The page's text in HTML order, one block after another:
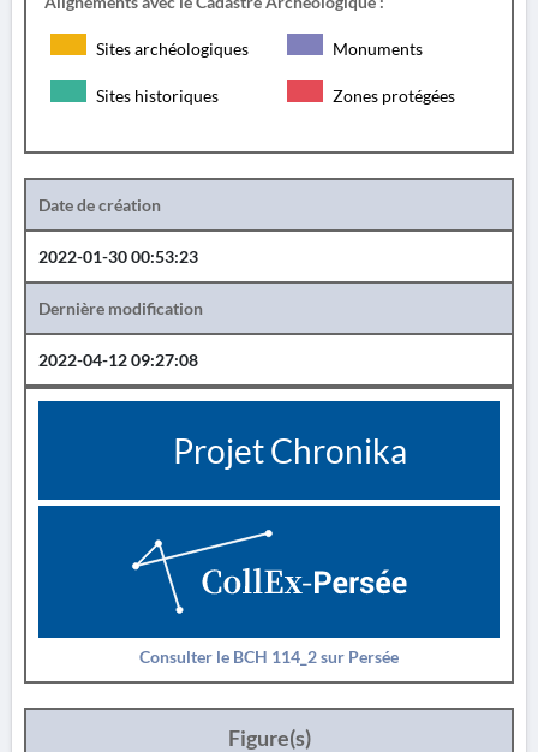
Sites archéologiques Monuments
Sites historiques Zones protégées
Date de création
2022-01-30 00:53:23
Dernière modification
2022-04-12 09:27:08
Projet Chronika
Consulter le BCH 114_2 sur Persée
Figure(s)